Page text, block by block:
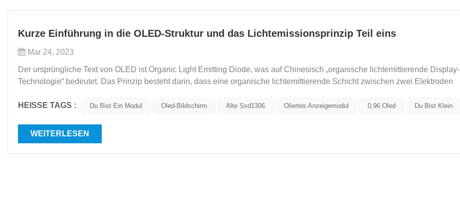
Kurze Einführung in die OLED-Struktur und das Lichtemissionsprinzip Teil eins
Mar 24, 2023
Der ursprüngliche Text von OLED ist Organic Light Emitting Diode, was auf Chinesisch „organische lichtemittierende Display-
Technologie“ bedeutet. Das Prinzip besteht darin, dass eine organische lichtemittierende Schicht zwischen zwei Elektroden
HEISSE TAGS :
Du Bist Ein Modul Oled-Bildschirm Alte Ssd1306 Oliertes Anzeigemodul 0,96 Oled Du Bist Klein
WEITERLESEN